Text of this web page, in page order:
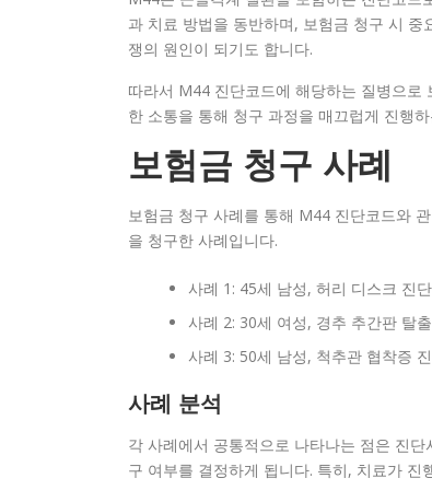
과 치료 방법을 동반하며, 보험금 청구 시
쟁의 원인이 되기도 합니다.
따라서 M44 진단코드에 해당하는 질병으로
한 소통을 통해 청구 과정을 매끄럽게 진행
보험금 청구 사례
보험금 청구 사례를 통해 M44 진단코드와
을 청구한 사례입니다.
사례 1: 45세 남성, 허리 디스크 진
사례 2: 30세 여성, 경추 추간판 탈
사례 3: 50세 남성, 척추관 협착증
사례 분석
각 사례에서 공통적으로 나타나는 점은 진
구 여부를 결정하게 됩니다. 특히, 치료가